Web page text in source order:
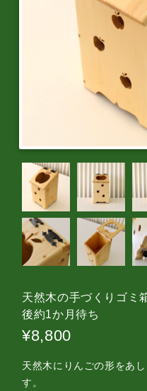
天然木の手づくりゴ
後約1か月待ち
¥8,800
天然木にりんごの形をあ
す。